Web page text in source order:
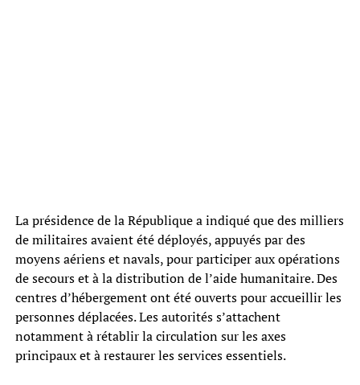
La présidence de la République a indiqué que des milliers
de militaires avaient été déployés, appuyés par des
moyens aériens et navals, pour participer aux opérations
de secours et à la distribution de l’aide humanitaire. Des
centres d’hébergement ont été ouverts pour accueillir les
personnes déplacées. Les autorités s’attachent
notamment à rétablir la circulation sur les axes
principaux et à restaurer les services essentiels.